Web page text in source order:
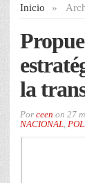
Inicio »
la
Por ceen on 27
NACIONAL,